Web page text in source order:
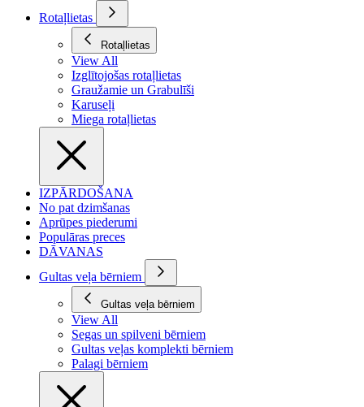
Rotaļlietas
Rotaļlietas
View All
Izglītojošas rotaļlietas
Graužamie un Grabulīši
Karuseļi
Miega rotaļlietas
IZPĀRDOŠANA
No pat dzimšanas
Aprūpes piederumi
Populāras preces
DĀVANAS
Gultas veļa bērniem
Gultas veļa bērniem
View All
Segas un spilveni bērniem
Gultas veļas komplekti bērniem
Palagi bērniem